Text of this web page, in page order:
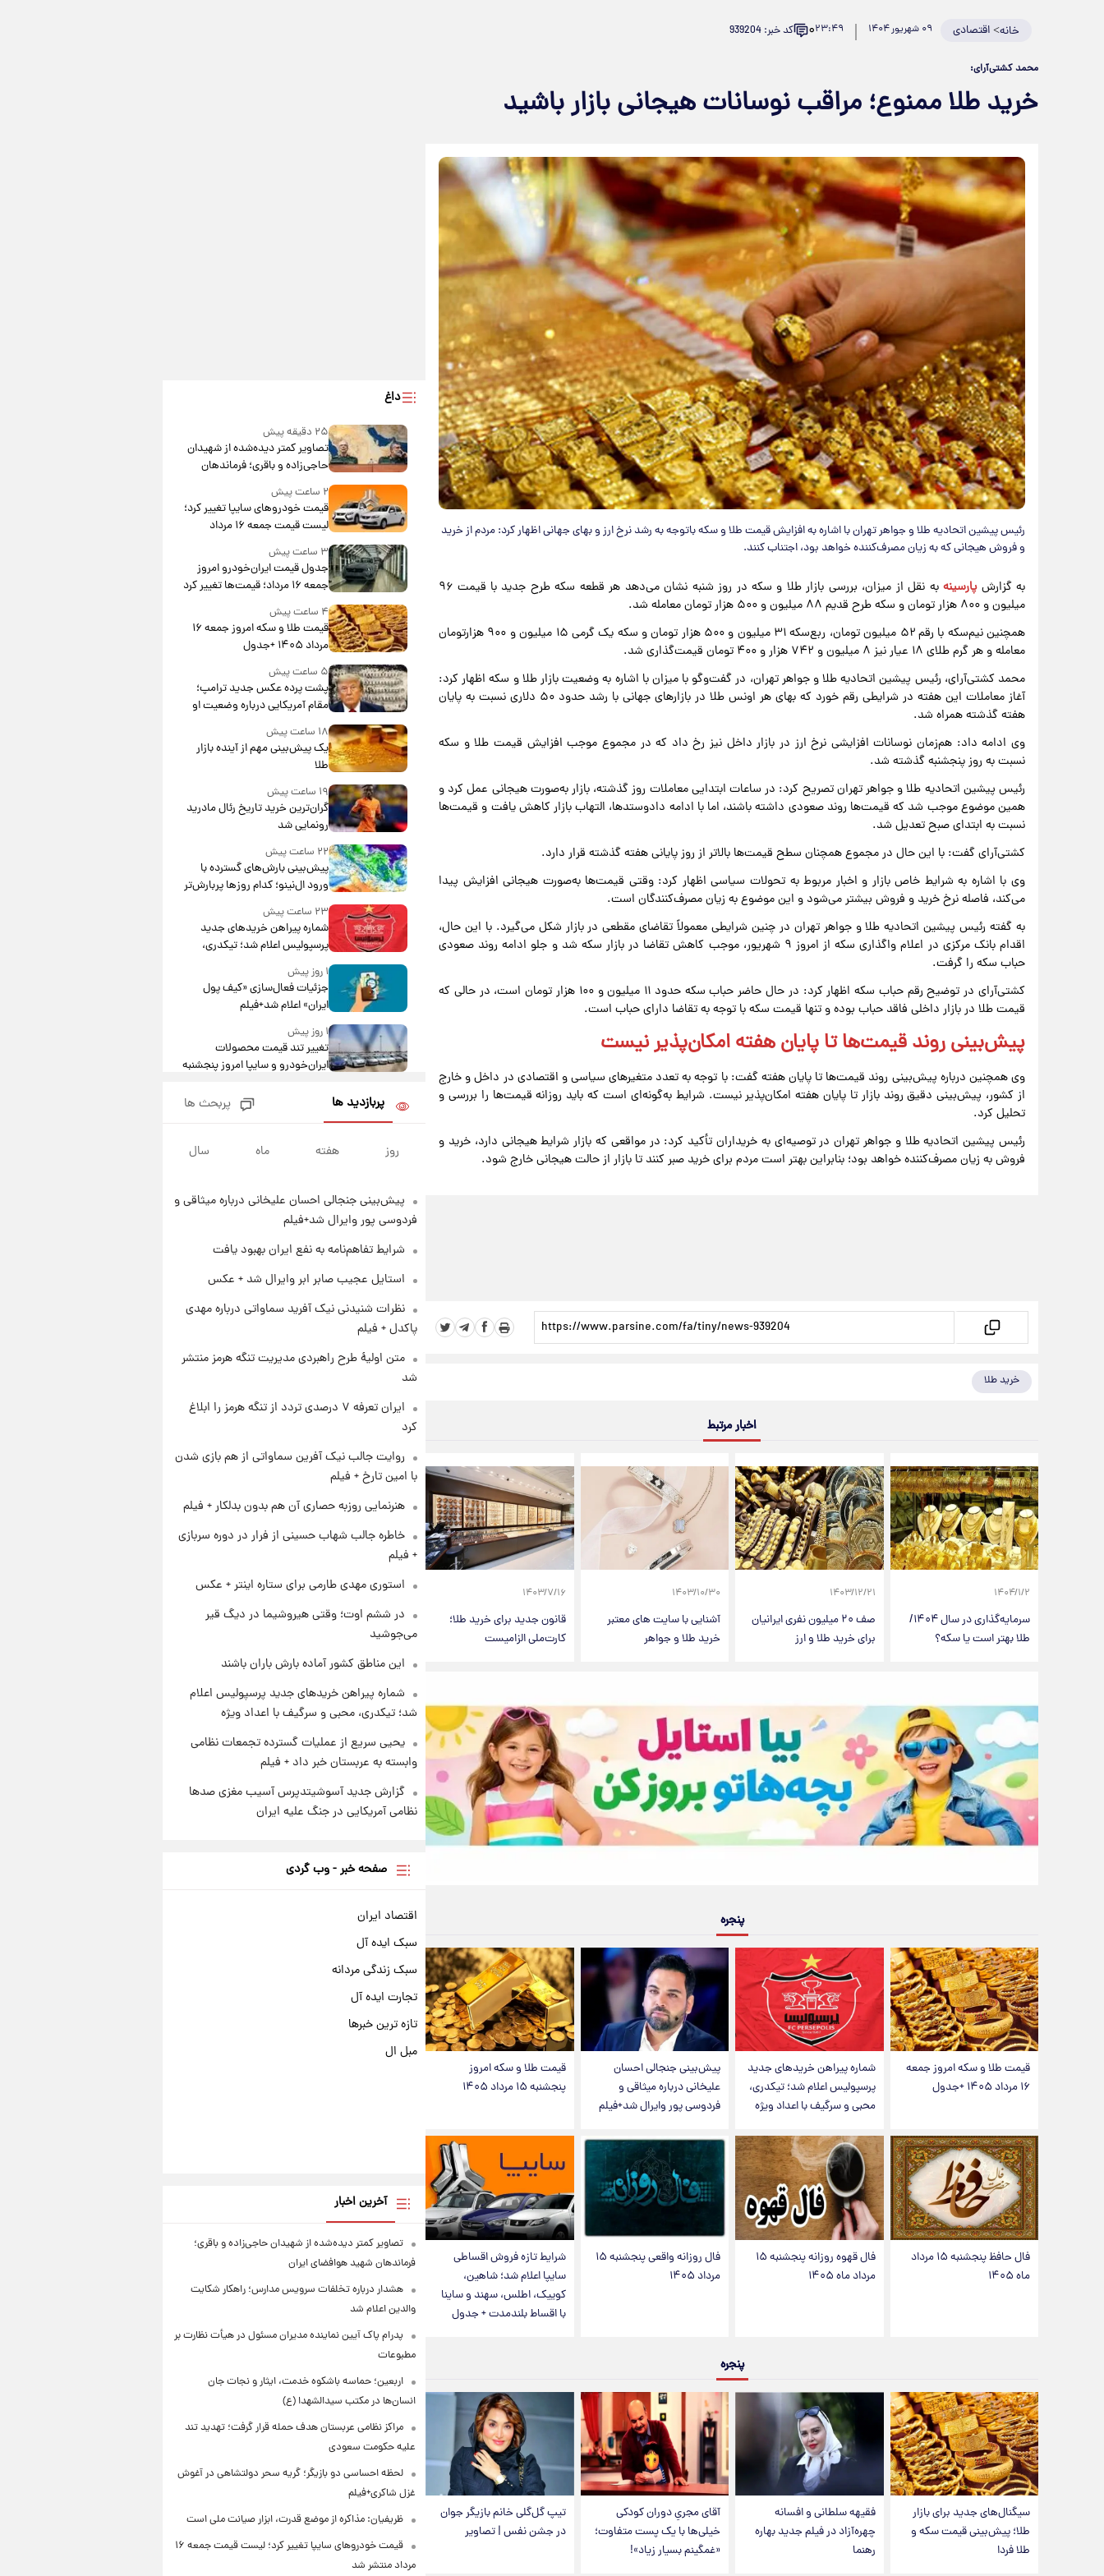
خانه>اقتصادی ۰۹ شهریور ۱۴۰۴ ۲۳:۴۹۰ کد خبر: 939204
محمد کشتی‌آرای:
خرید طلا ممنوع؛ مراقب نوسانات هیجانی بازار باشید
رئیس پیشین اتحادیه طلا و جواهر تهران با اشاره به افزایش قیمت طلا و سکه باتوجه به رشد نرخ ارز و بهای جهانی اظهار کرد: مردم از خرید
و فروش هیجانی که به زیان مصرف‌کننده خواهد بود، اجتناب کنند.
به گزارش پارسینه
به نقل از میزان، بررسی بازار طلا و سکه در روز شنبه نشان می‌دهد هر قطعه سکه طرح جدید با قیمت ۹۶
میلیون و ۸۰۰ هزار تومان و سکه طرح قدیم ۸۸ میلیون و ۵۰۰ هزار تومان معامله شد.
همچنین نیم‌سکه با رقم ۵۲ میلیون تومان، ربع‌سکه ۳۱ میلیون و ۵۰۰ هزار تومان و سکه یک گرمی ۱۵ میلیون و ۹۰۰ هزارتومان
معامله و هر گرم طلای ۱۸ عیار نیز ۸ میلیون و ۷۴۲ هزار و ۴۰۰ تومان قیمت‌گذاری شد.
محمد کشتی‌آرای، رئیس پیشین اتحادیه طلا و جواهر تهران، در گفت‌و‌گو با میزان با اشاره به وضعیت بازار طلا و سکه اظهار کرد:
آغاز معاملات این هفته در شرایطی رقم خورد که بهای هر اونس طلا در بازار‌های جهانی با رشد حدود ۵۰ دلاری نسبت به پایان
هفته گذشته همراه شد.
وی ادامه داد: هم‌زمان نوسانات افزایشی نرخ ارز در بازار داخل نیز رخ داد که در مجموع موجب افزایش قیمت طلا و سکه
نسبت به روز پنجشنبه گذشته شد.
رئیس پیشین اتحادیه طلا و جواهر تهران تصریح کرد: در ساعات ابتدایی معاملات روز گذشته، بازار به‌صورت هیجانی عمل کرد و
همین موضوع موجب شد که قیمت‌ها روند صعودی داشته باشند، اما با ادامه دادوستدها، التهاب بازار کاهش یافت و قیمت‌ها
نسبت به ابتدای صبح تعدیل شد.
کشتی‌آرای گفت: با این حال در مجموع همچنان سطح قیمت‌ها بالاتر از روز پایانی هفته گذشته قرار دارد.
وی با اشاره به شرایط خاص بازار و اخبار مربوط به تحولات سیاسی اظهار کرد: وقتی قیمت‌ها به‌صورت هیجانی افزایش پیدا
می‌کند، فاصله نرخ خرید و فروش بیشتر می‌شود و این موضوع به زیان مصرف‌کنندگان است.
به گفته رئیس پیشین اتحادیه طلا و جواهر تهران در چنین شرایطی معمولاً تقاضای مقطعی در بازار شکل می‌گیرد. با این حال،
اقدام بانک مرکزی در اعلام واگذاری سکه از امروز ۹ شهریور، موجب کاهش تقاضا در بازار سکه شد و جلو ادامه روند صعودی
حباب سکه را گرفت.
کشتی‌آرای در توضیح رقم حباب سکه اظهار کرد: در حال حاضر حباب سکه حدود ۱۱ میلیون و ۱۰۰ هزار تومان است، در حالی که
قیمت طلا در بازار داخلی فاقد حباب بوده و تنها قیمت سکه با توجه به تقاضا دارای حباب است.
پیش‌بینی روند قیمت‌ها تا پایان هفته امکان‌پذیر نیست
وی همچنین درباره پیش‌بینی روند قیمت‌ها تا پایان هفته گفت: با توجه به تعدد متغیر‌های سیاسی و اقتصادی در داخل و خارج
از کشور، پیش‌بینی دقیق روند بازار تا پایان هفته امکان‌پذیر نیست. شرایط به‌گونه‌ای است که باید روزانه قیمت‌ها را بررسی و
تحلیل کرد.
رئیس پیشین اتحادیه طلا و جواهر تهران در توصیه‌ای به خریداران تأکید کرد: در مواقعی که بازار شرایط هیجانی دارد، خرید و
فروش به زیان مصرف‌کننده خواهد بود؛ بنابراین بهتر است مردم برای خرید صبر کنند تا بازار از حالت هیجانی خارج شود.
خرید طلا
اخبار مرتبط
۱۴۰۴/۱/۲
سرمایه‌گذاری در سال ۱۴۰۴/
طلا بهتر است یا سکه؟
۱۴۰۳/۱۲/۲۱
صف ۲۰ میلیون نفری ایرانیان
برای خرید طلا و ارز
۱۴۰۳/۱۰/۳۰
آشنایی با سایت های معتبر
خرید طلا و جواهر
۱۴۰۳/۷/۱۶
قانون جدید برای خرید طلا؛
کارت‌ملی الزامیست
پنجره
قیمت طلا و سکه امروز جمعه
۱۶ مرداد ۱۴۰۵ +جدول
شماره پیراهن خریدهای جدید
پرسپولیس اعلام شد؛ تیکدری،
محبی و سرگیف با اعداد ویژه
پیش‌بینی جنجالی احسان
علیخانی درباره میثاقی و
فردوسی پور وایرال شد+فیلم
قیمت طلا و سکه امروز
پنجشنبه ۱۵ مرداد ۱۴۰۵
فال حافظ پنجشنبه ۱۵ مرداد
ماه ۱۴۰۵
فال قهوه روزانه پنجشنبه ۱۵
مرداد ماه ۱۴۰۵
فال روزانه واقعی پنجشنبه ۱۵
مرداد ۱۴۰۵
شرایط تازه فروش اقساطی
سایپا اعلام شد؛ شاهین،
کوییک، اطلس، سهند و ساینا
با اقساط بلندمدت + جدول
پنجره
سیگنال‌های جدید برای بازار
طلا؛ پیش‌بینی قیمت سکه و
طلا فردا
فقیهه سلطانی و افسانه
چهره‌آزاد در فیلم جدید بهاره
رهنما
آقای مجریِ دوران کودکی
خیلی‌ها با یک پست متفاوت؛
«غمگینم بسیار زیاد»!
تیپ گل‌گلی خانم بازیگر جوان
در جشن نفس | تصاویر
داغ
۲۵ دقیقه پیش
تصاویر کمتر دیده‌شده از شهیدان
حاجی‌زاده و باقری؛ فرماندهان
۲ ساعت پیش
قیمت خودروهای سایپا تغییر کرد؛
لیست قیمت جمعه ۱۶ مرداد
۳ ساعت پیش
جدول قیمت ایران‌خودرو امروز
جمعه ۱۶ مرداد؛ قیمت‌ها تغییر کرد
۴ ساعت پیش
قیمت طلا و سکه امروز جمعه ۱۶
مرداد ۱۴۰۵ +جدول
۵ ساعت پیش
پشت پرده عکس جدید ترامپ؛
مقام آمریکایی درباره وضعیت او
چه گفت؟
۱۸ ساعت پیش
یک پیش‌بینی مهم از آینده بازار
طلا
۱۹ ساعت پیش
گران‌ترین خرید تاریخ رئال مادرید
رونمایی شد
۲۲ ساعت پیش
پیش‌بینی بارش‌های گسترده با
ورود ال‌نینو؛ کدام روزها پربارش‌تر
۲۳ ساعت پیش
شماره پیراهن خریدهای جدید
پرسپولیس اعلام شد؛ تیکدری،
محبی و سرگیف با اعداد ویژه
۱ روز پیش
جزئیات فعال‌سازی «کیف پول
ایران» اعلام شد+فیلم
۱ روز پیش
تغییر تند قیمت محصولات
ایران‌خودرو و سایپا امروز پنجشنبه
قیمت طلا و سکه امروز پنجشنبه
۱۵ مرداد ۱۴۰۵
۱ روز پیش
۱ روز پیش
شرایط تازه فروش اقساطی سایپا
اعلام شد؛ شاهین، کوییک، اطلس،
جدول
سیگنال‌های جدید برای بازار طلا؛
پیش‌بینی قیمت سکه و طلا فردا
پربازدید ها پربحث ها
روز هفته ماه سال
پیش‌بینی جنجالی احسان علیخانی درباره میثاقی و
فردوسی پور وایرال شد+فیلم
شرایط تفاهم‌نامه به نفع ایران بهبود یافت
استایل عجیب صابر ابر وایرال شد + عکس
نظرات شنیدنی نیک آفرید سماواتی درباره مهدی
پاکدل + فیلم
متن اولیۀ طرح راهبردی مدیریت تنگه هرمز منتشر
شد
ایران تعرفه ۷ درصدی تردد از تنگه هرمز را ابلاغ
کرد
روایت جالب نیک آفرین سماواتی از هم بازی شدن
با امین تارخ + فیلم
هنرنمایی روزبه حصاری آن هم بدون بدلکار + فیلم
خاطره جالب شهاب حسینی از فرار در دوره سربازی
+ فیلم
استوری مهدی طارمی برای ستاره اینتر + عکس
در ششم اوت؛ وقتی هیروشیما در دیگ قیر
می‌جوشید
این مناطق کشور آماده بارش باران باشند
شماره پیراهن خریدهای جدید پرسپولیس اعلام
شد؛ تیکدری، محبی و سرگیف با اعداد ویژه
یحیی سریع از عملیات گسترده تجمعات نظامی
وابسته به عربستان خبر داد + فیلم
گزارش جدید آسوشیتدپرس آسیب مغزی صدها
نظامی آمریکایی در جنگ علیه ایران
صفحه خبر - وب گردی
اقتصاد ایران
سبک ایده آل
سبک زندگی مردانه
تجارت ایده آل
تازه ترین خبرها
مبل ال
آخرین اخبار
تصاویر کمتر دیده‌شده از شهیدان حاجی‌زاده و باقری؛
فرماندهان شهید هوافضای ایران
هشدار درباره تخلفات سرویس مدارس؛ راهکار شکایت
والدین اعلام شد
پدرام پاک آیین نماینده مدیران مسئول در هیأت نظارت بر
مطبوعات
اربعین؛ حماسه باشکوه خدمت، ایثار و نجات جان
انسان‌ها در مکتب سیدالشهدا (ع)
مراکز نظامی عربستان هدف حمله قرار گرفت؛ تهدید تند
علیه حکومت سعودی
لحظه احساسی دو بازیگر؛ گریه سحر دولتشاهی در آغوش
غزل شاکری+فیلم
ظریفیان: مذاکره از موضع قدرت، ابزار صیانت ملی است
قیمت خودروهای سایپا تغییر کرد؛ لیست قیمت جمعه ۱۶
مرداد منتشر شد